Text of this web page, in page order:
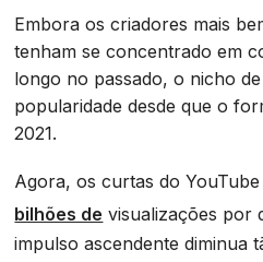
Embora os criadores mais
tenham se concentrado em
longo no passado, o nicho
popularidade desde que o
2021.
Agora, os curtas do
bilhões de visualizações por
impulso ascendente diminua